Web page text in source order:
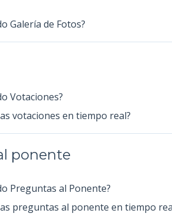
Galería de Fotos?
Votaciones?
votaciones en tiempo real?
ponente
Preguntas al Ponente?
preguntas al ponente en tiempo